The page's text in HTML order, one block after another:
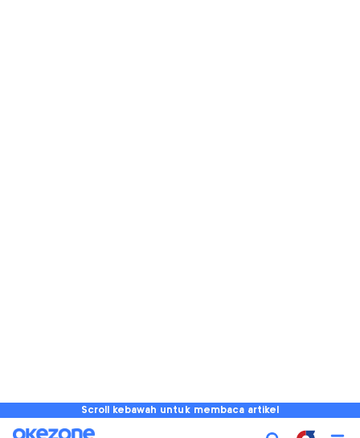
Scroll kebawah untuk membaca artikel